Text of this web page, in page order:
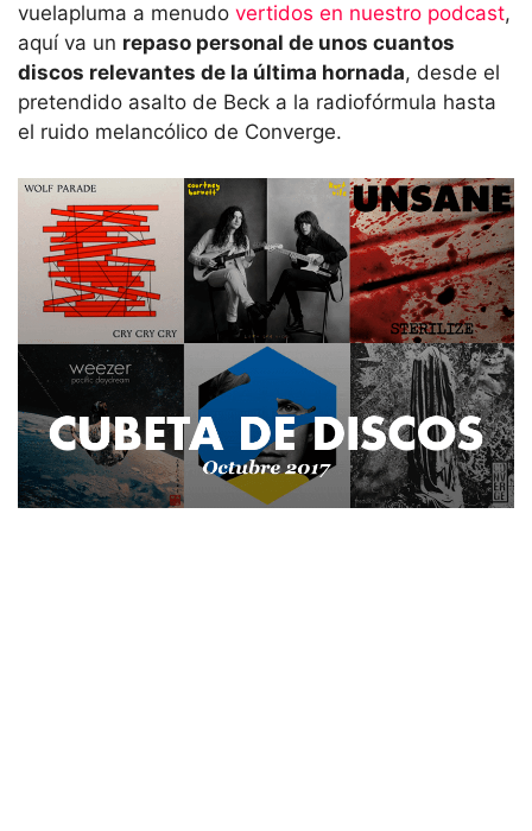
vuelapluma a menudo vertidos en nuestro podcast,
aquí va un repaso personal de unos cuantos
discos relevantes de la última hornada, desde el
pretendido asalto de Beck a la radiofórmula hasta
el ruido melancólico de Converge.